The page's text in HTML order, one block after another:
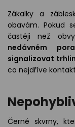
Zákalky a
obavám. Pokud
častěji než
nedávném
signalizovat
co nejdříve
Černé skvrny,